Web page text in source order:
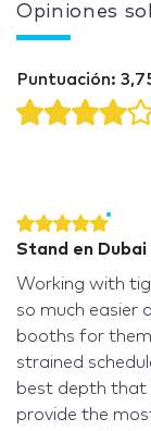
Opiniones
Puntuación:
Stand en Dubai
Working with
so much easier
booths for
strained
best depth that
provide the